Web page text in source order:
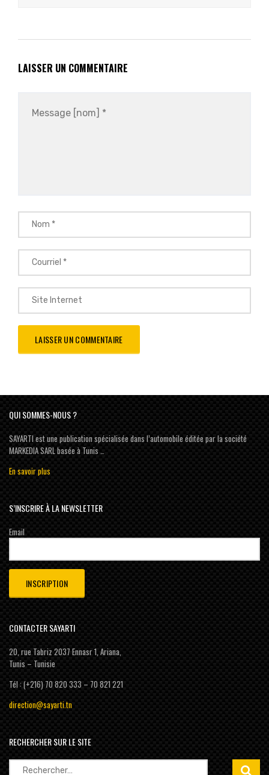
LAISSER UN COMMENTAIRE
QUI SOMMES-NOUS ?
SAYARTI est une publication spécialisée dans l’automobile éditée par la société
MARKEDIA SARL basée à Tunis …
En savoir plus
S’INSCRIRE À LA NEWSLETTER
Email
CONTACTER SAYARTI
20, rue Tabriz 2037 Ennasr 1, Ariana,
Tunis – Tunisie
Tél : (+216) 70 820 333 – 70 821 221
direction@sayarti.tn
RECHERCHER SUR LE SITE
Rechercher :